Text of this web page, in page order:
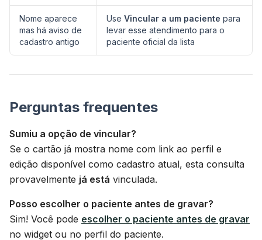
Nome aparece
mas há aviso de
cadastro antigo
Use Vincular a um paciente para
levar esse atendimento para o
paciente oficial da lista
Perguntas frequentes
Sumiu a opção de vincular?
Se o cartão já mostra nome com link ao perfil e
edição disponível como cadastro atual, esta consulta
provavelmente já está vinculada.
Posso escolher o paciente antes de gravar?
Sim! Você pode escolher o paciente antes de gravar
no widget ou no perfil do paciente.